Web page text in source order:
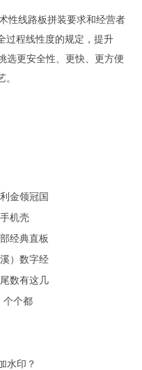
性线路板拼装要求和经营者
过程线性度的规定，提升
选更安全性、更快、更方便
金领冠国
机壳
经典直板
）数字经
数有这几
个个都
水印？